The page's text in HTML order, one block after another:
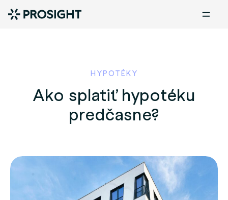
HYPOTÉKY
Ako splatiť hypotéku
predčasne?